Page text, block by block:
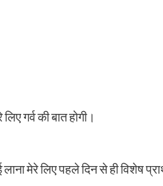
गर्व की बात होगी।
मेरे लिए पहले दिन से ही विशेष